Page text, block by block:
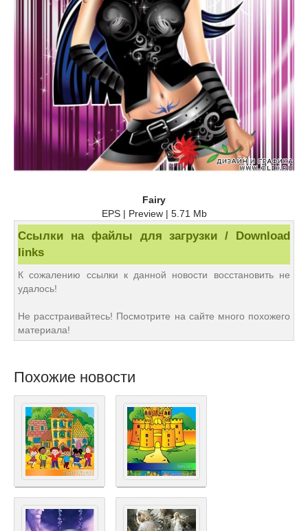
Fairy
EPS | Preview | 5.71 Mb
Ссылки на файлы для загрузки / Download
links
К сожалению ссылки к данной новости восстановить не
удалось!
Не расстраивайтесь! Посмотрите на сайте много похожего
материала!
Похожие новости